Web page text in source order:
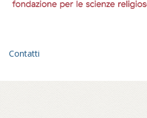
Contatti